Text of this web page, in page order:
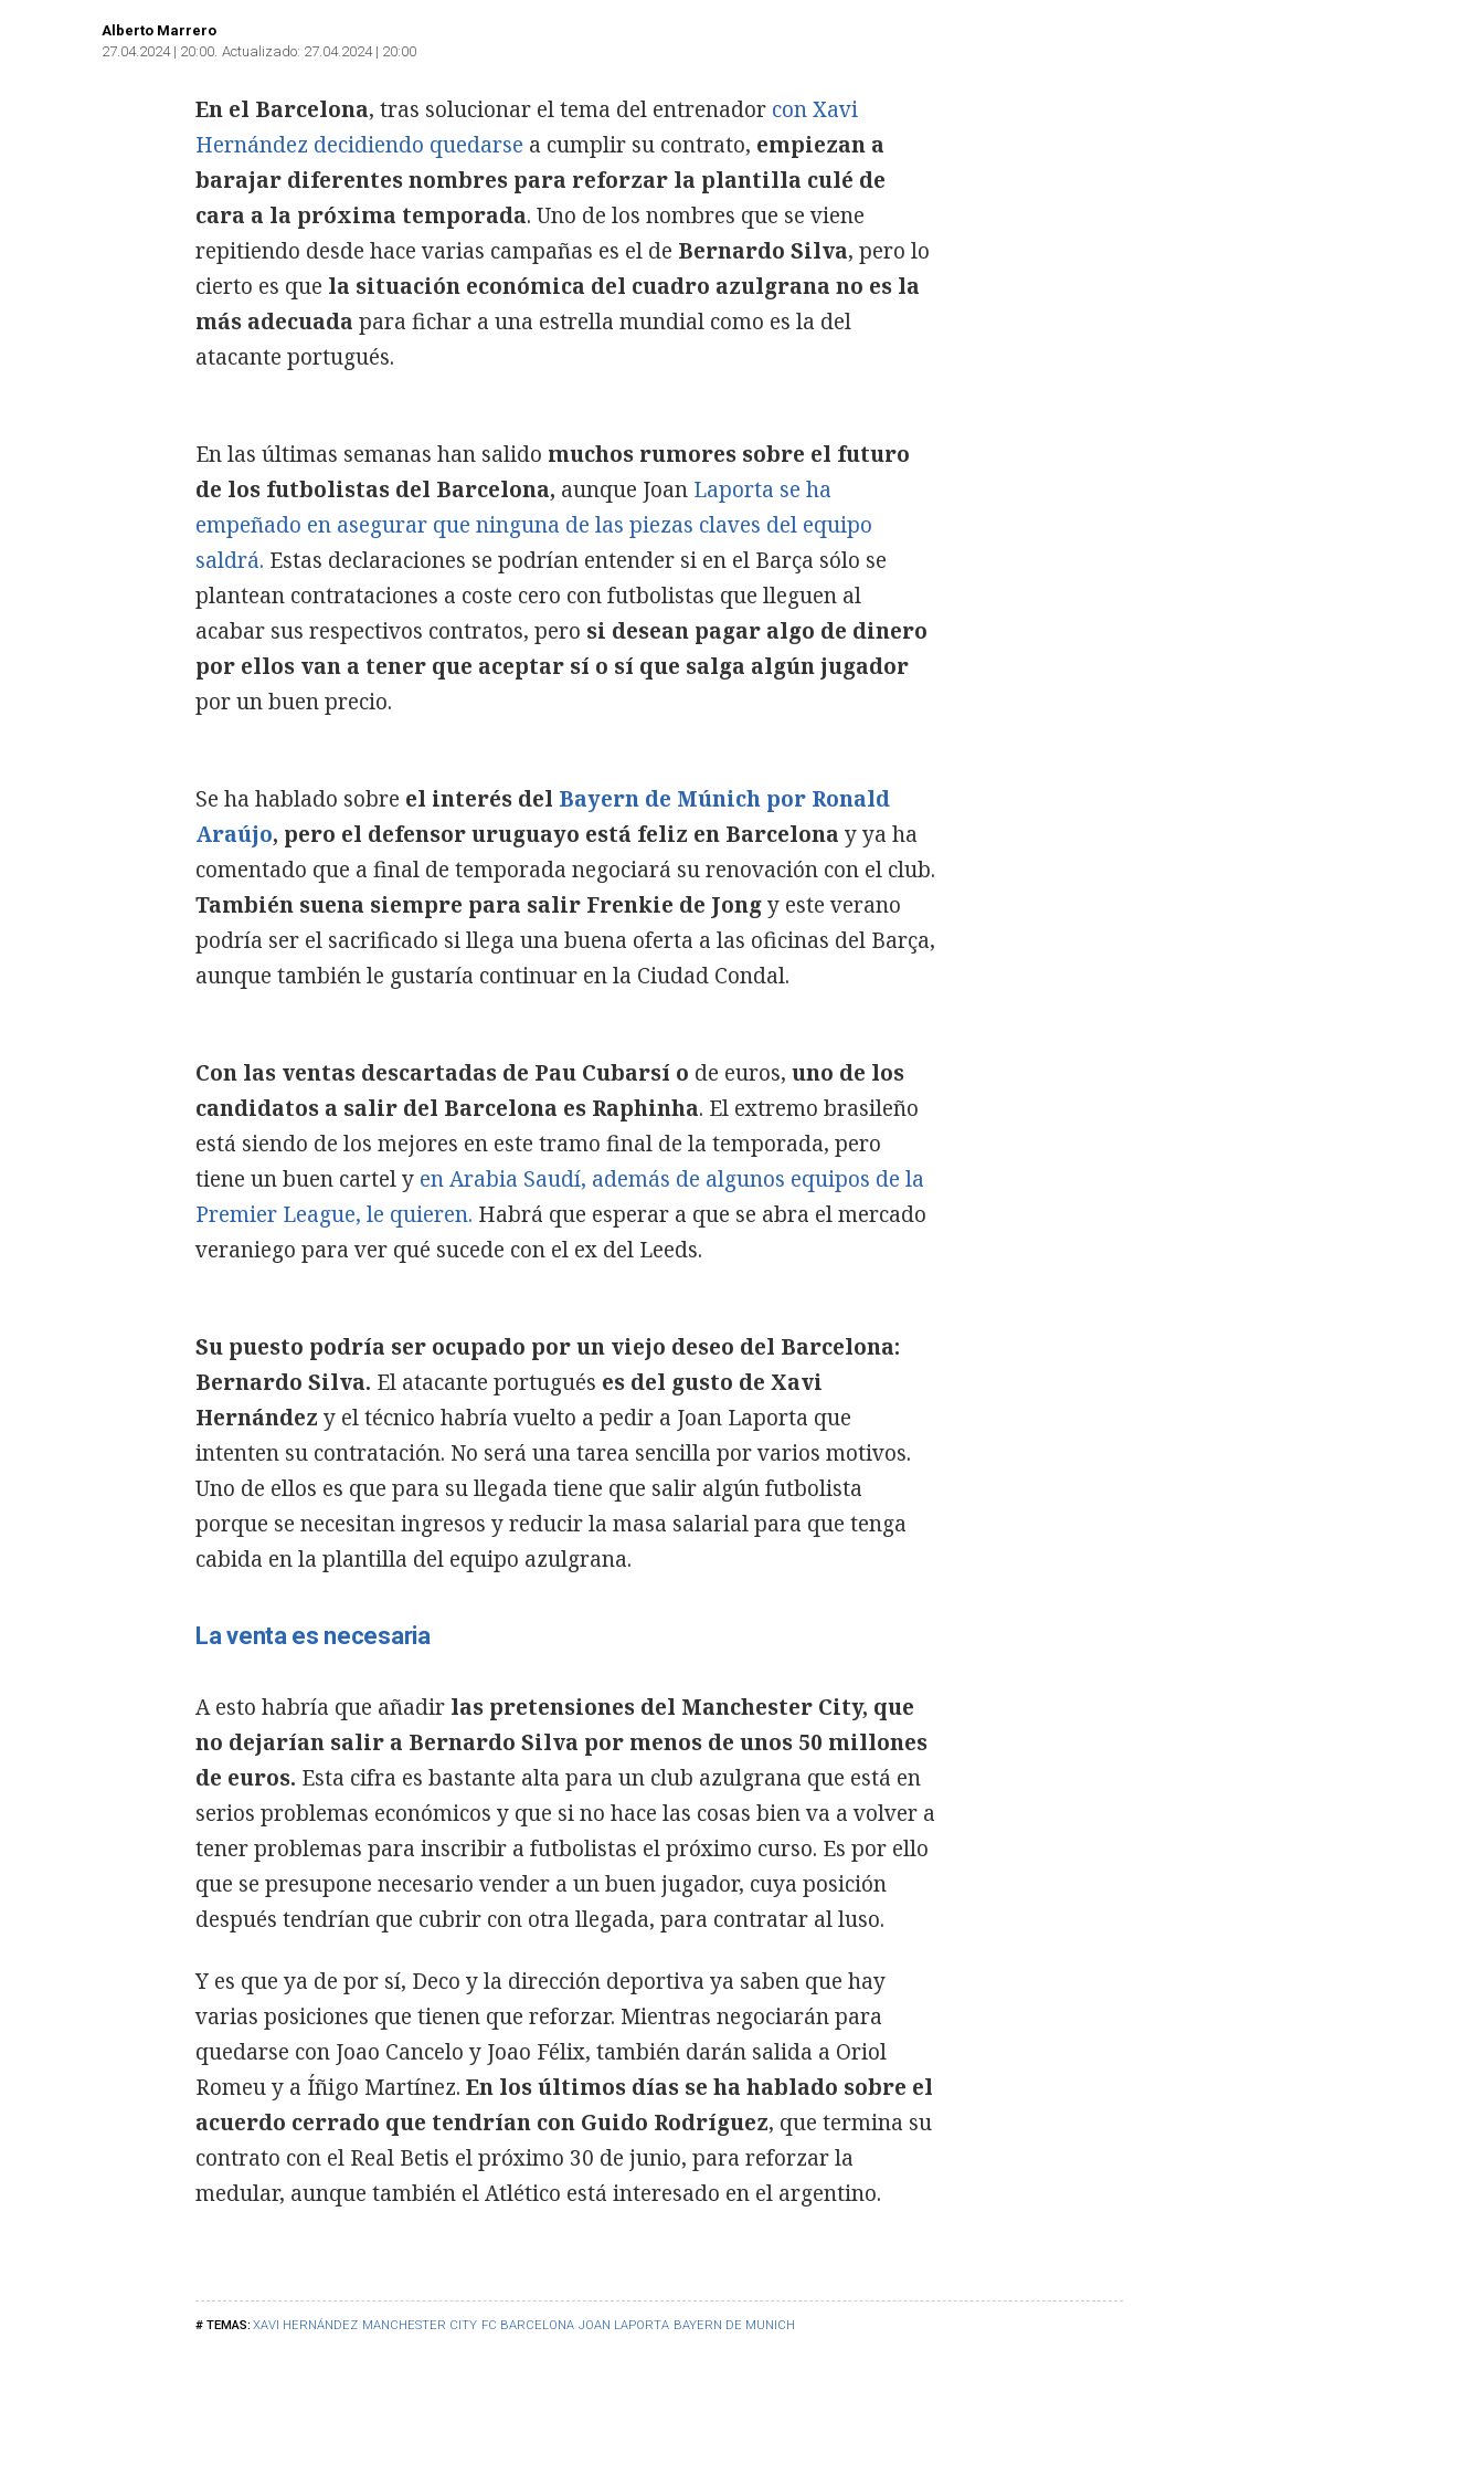
Alberto Marrero
27.04.2024 | 20:00 Actualizado: 27.04.2024 | 20:00
XAVI HERNÁNDEZ MANCHESTER CITY FC BARCELONA JOAN LAPORTA BAYERN DE MUNICH
En el Barcelona, tras solucionar el tema del entrenador con Xavi
Hernández decidiendo quedarse a cumplir su contrato, empiezan a
barajar diferentes nombres para reforzar la plantilla culé de
cara a la próxima temporada. Uno de los nombres que se viene
repitiendo desde hace varias campañas es el de Bernardo Silva, pero lo
cierto es que la situación económica del cuadro azulgrana no es la
más adecuada para fichar a una estrella mundial como es la del
atacante portugués.
En las últimas semanas han salido muchos rumores sobre el futuro
de los futbolistas del Barcelona, aunque Joan Laporta se ha
empeñado en asegurar que ninguna de las piezas claves del equipo
saldrá. Estas declaraciones se podrían entender si en el Barça sólo se
plantean contrataciones a coste cero con futbolistas que lleguen al
acabar sus respectivos contratos, pero si desean pagar algo de dinero
por ellos van a tener que aceptar sí o sí que salga algún jugador
por un buen precio.
Se ha hablado sobre el interés del Bayern de Múnich por Ronald
Araújo, pero el defensor uruguayo está feliz en Barcelona y ya ha
comentado que a final de temporada negociará su renovación con el club.
También suena siempre para salir Frenkie de Jongy este verano
podría ser el sacrificado si llega una buena oferta a las oficinas del Barça,
aunque también le gustaría continuar en la Ciudad Condal.
Con las ventas descartadas de Pau Cubarsí o de euros, uno de los
candidatos a salir del Barcelona es Raphinha. El extremo brasileño
está siendo de los mejores en este tramo final de la temporada, pero
tiene un buen cartel y en Arabia Saudí, además de algunos equipos de la
Premier League, le quieren. Habrá que esperar a que se abra el mercado
veraniego para ver qué sucede con el ex del Leeds.
Su puesto podría ser ocupado por un viejo deseo del Barcelona:
Bernardo Silva. El atacante portugués es del gusto de Xavi
Hernández y el técnico habría vuelto a pedir a Joan Laporta que
intenten su contratación. No será una tarea sencilla por varios motivos.
Uno de ellos es que para su llegada tiene que salir algún futbolista
porque se necesitan ingresos y reducir la masa salarial para que tenga
cabida en la plantilla del equipo azulgrana.
La venta es necesaria
A esto habría que añadir las pretensiones del Manchester City, que
no dejarían salir a Bernardo Silva por menos de unos 50 millones
de euros. Esta cifra es bastante alta para un club azulgrana que está en
serios problemas económicos y que si no hace las cosas bien va a volver a
tener problemas para inscribir a futbolistas el próximo curso. Es por ello
que se presupone necesario vender a un buen jugador, cuya posición
después tendrían que cubrir con otra llegada, para contratar al luso.
Y es que ya de por sí, Deco y la dirección deportiva ya saben que hay
varias posiciones que tienen que reforzar. Mientras negociarán para
quedarse con Joao Cancelo y Joao Félix, también darán salida a Oriol
Romeu y a Íñigo Martínez. En los últimos días se ha hablado sobre el
acuerdo cerrado que tendrían con Guido Rodríguez, que termina su
contrato con el Real Betis el próximo 30 de junio, para reforzar la
medular, aunque también el Atlético está interesado en el argentino.